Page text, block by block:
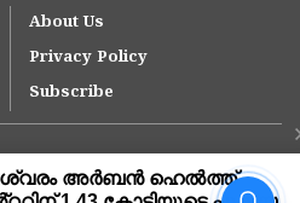
About Us
Privacy Policy
Subscribe
നീലേശ്വരം നഗരസഭയിലെ